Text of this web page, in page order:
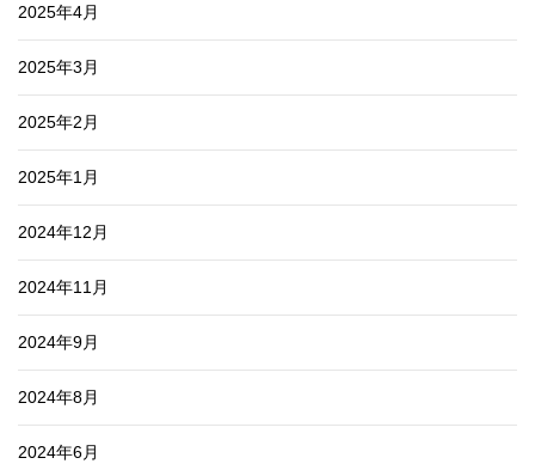
2025年4月
2025年3月
2025年2月
2025年1月
2024年12月
2024年11月
2024年9月
2024年8月
2024年6月